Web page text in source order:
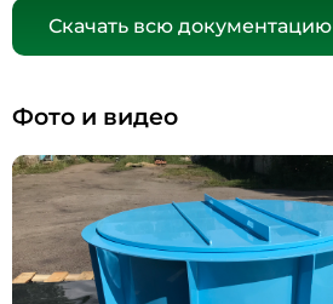
Скачать всю документацию
Фото и видео